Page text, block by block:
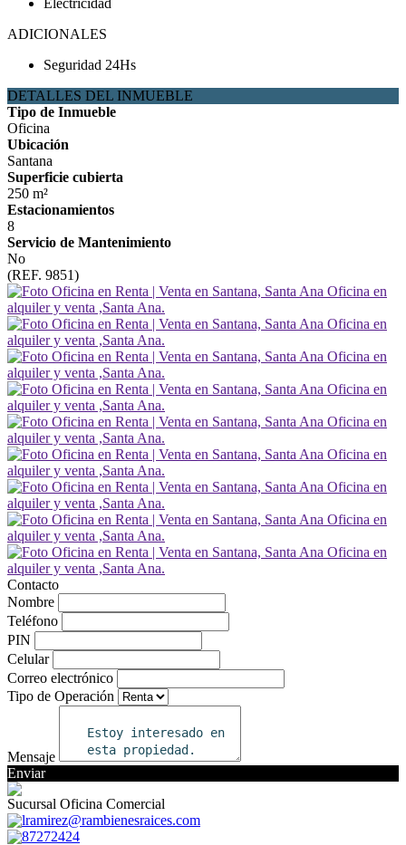
Electricidad
ADICIONALES
Seguridad 24Hs
DETALLES DEL INMUEBLE
Tipo de Inmueble
Oficina
Ubicación
Santana
Superficie cubierta
250 m²
Estacionamientos
8
Servicio de Mantenimiento
No
(REF. 9851)
Contacto
Nombre
Teléfono
PIN
Celular
Correo electrónico
Tipo de Operación
Mensaje
Enviar
Sucursal Oficina Comercial
lramirez@rambienesraices.com
87272424